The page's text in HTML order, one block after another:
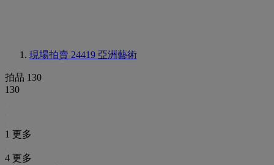
現場拍賣 24419 亞洲藝術
拍品 130
130
1 更多
4 更多